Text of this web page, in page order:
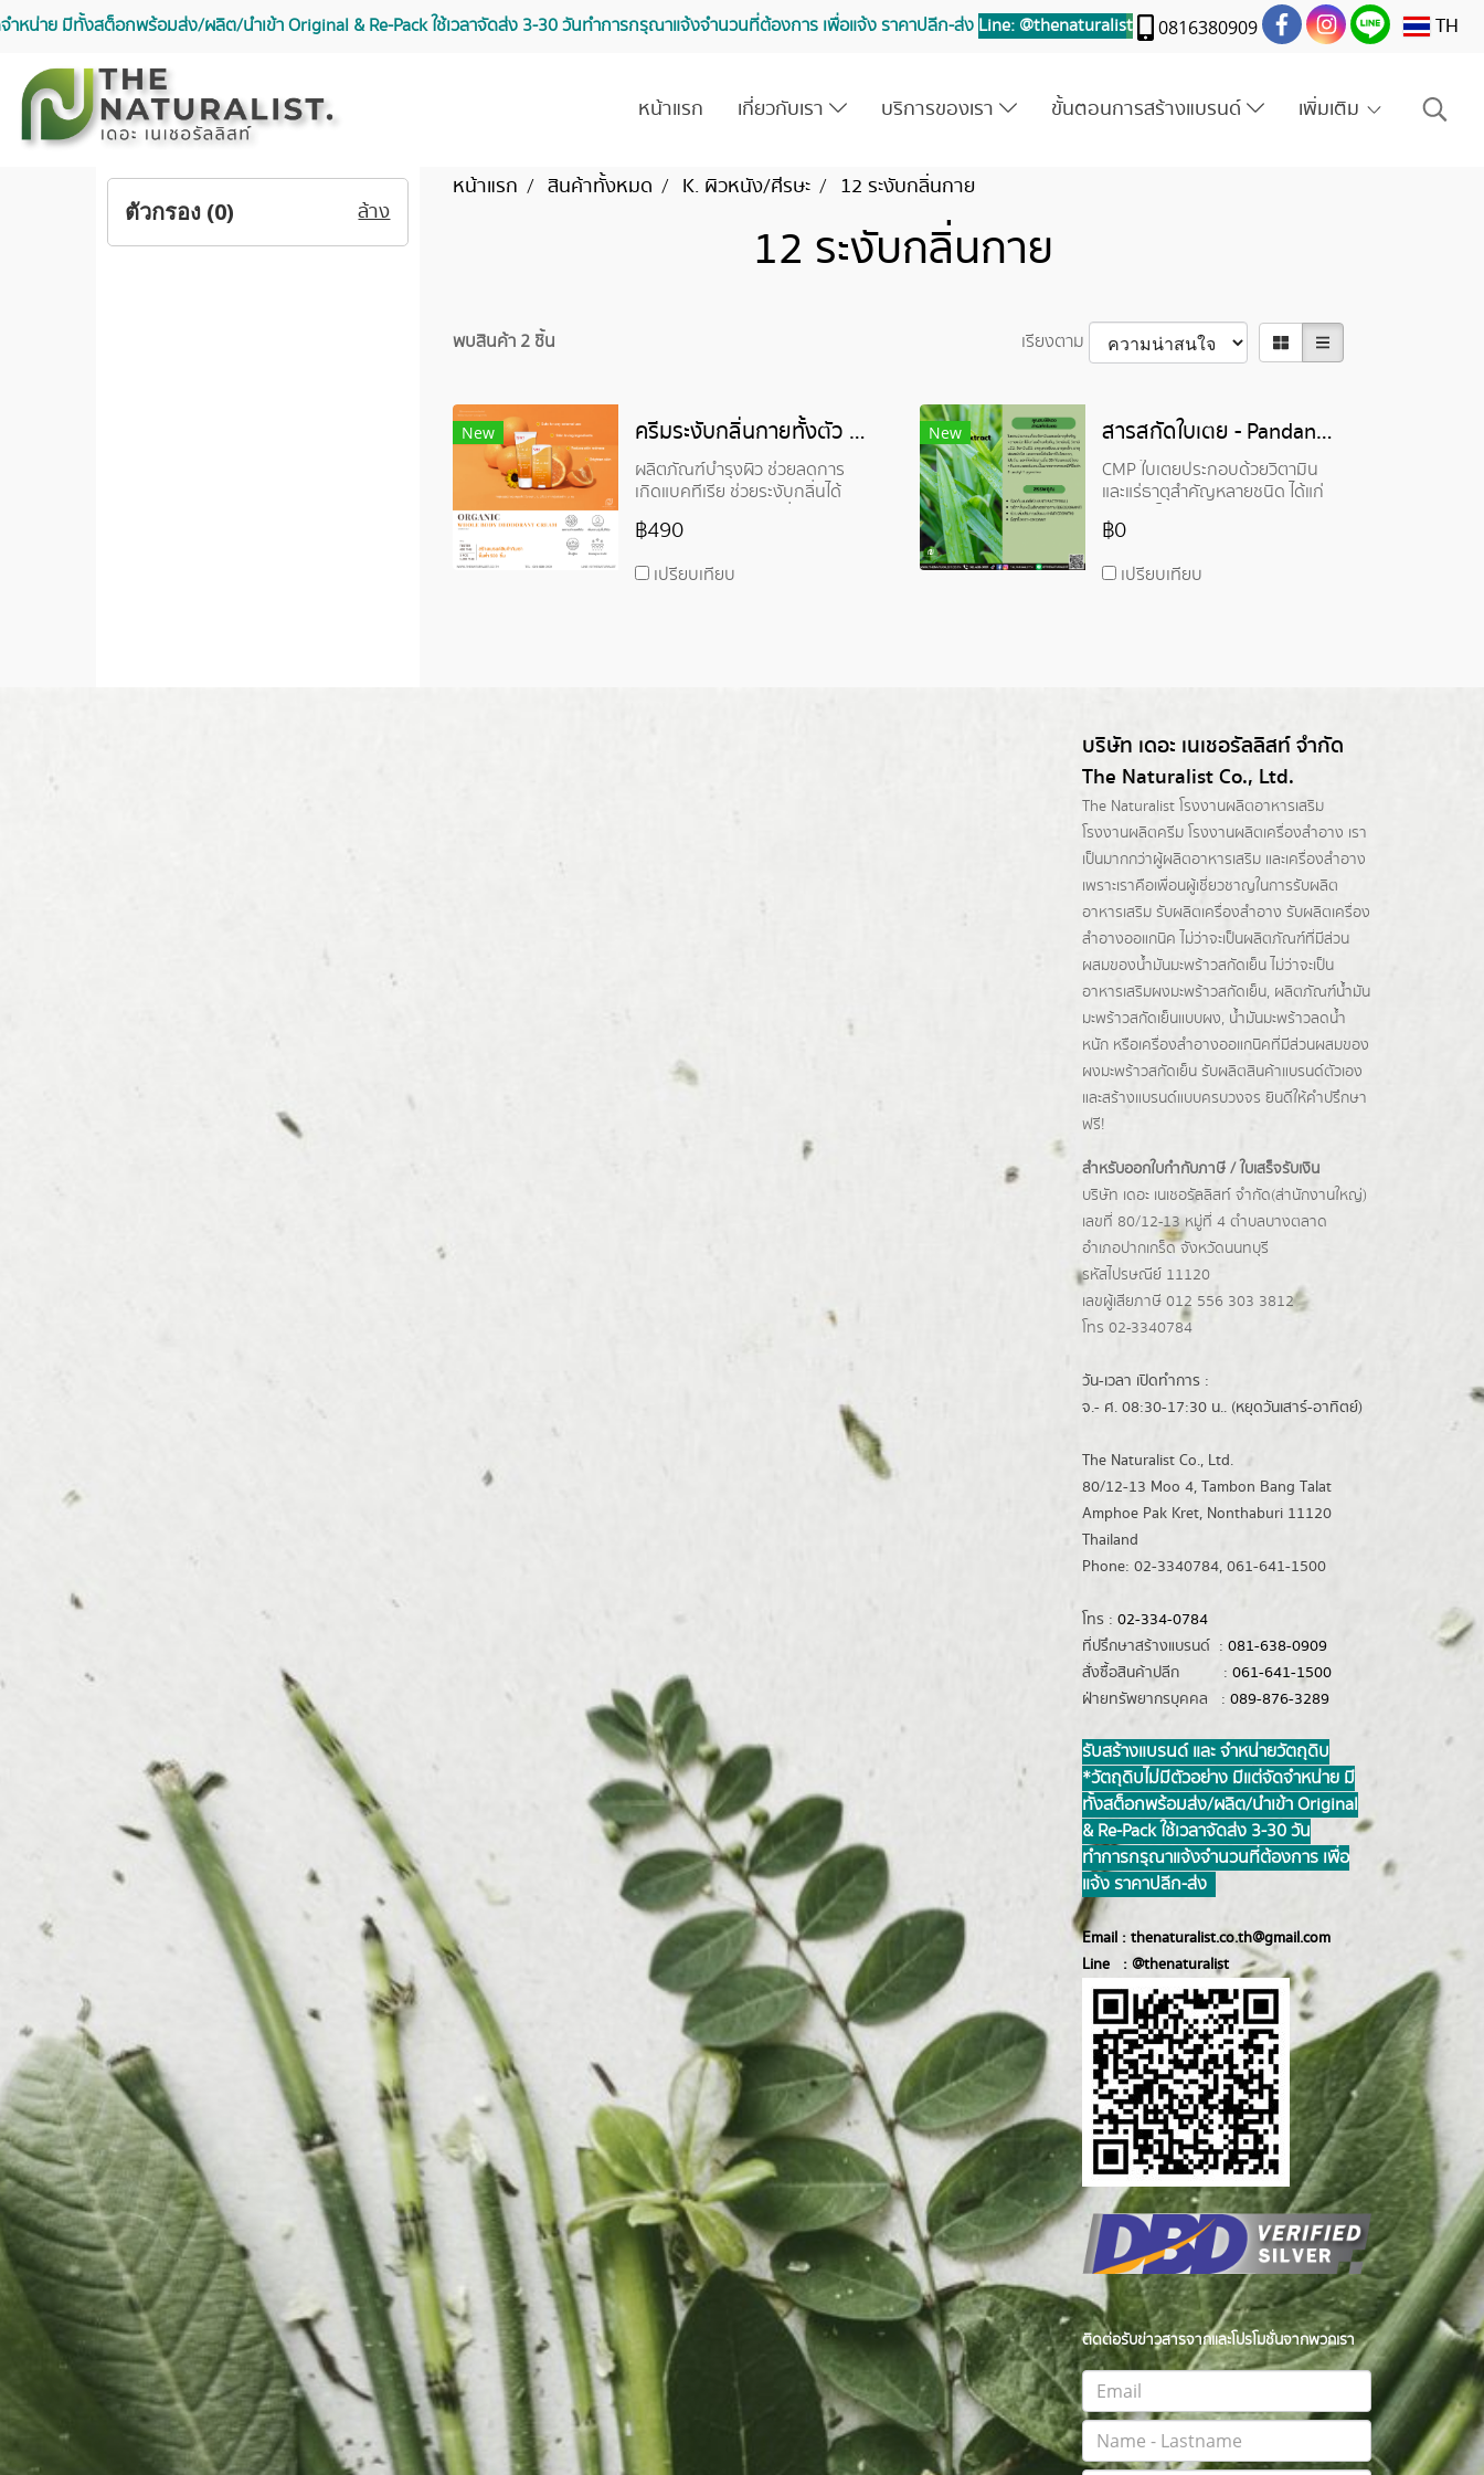
น่าย มีทั้งสต็อกพร้อมส่ง/ผลิต/นำเข้า Original & Re-Pack ใช้เวลาจัดส่ง 3-30 วันทำการ กรุณาแจ้งจำนวนที่ต้องการ เพื่อแจ้ง ราคาปลีก-ส่ง Line: @thenaturalist 0816380909 TH
หน้าแรก เกี่ยวกับเรา บริการของเรา ขั้นตอนการสร้างแบรนด์ เพิ่มเติม
หน้าแรก สินค้าทั้งหมด K. ผิวหนัง/ศีรษะ 12 ระงับกลิ่นกาย
12 ระงับกลิ่นกาย
พบสินค้า 2 ชิ้น เรียงตาม
New ครีมระงับกลิ่นกายทั้งตัว - Organic Whole Body Deodorant Cream
ผลิตภัณฑ์บำรุงผิว ช่วยลดการ
เกิดแบคทีเรีย ช่วยระงับกลิ่นได้
อย่างมีประสิทธิภาพ เพิ่มความชุ่ม
ชื้นให้ผิว ให้ผิวแลดูกระจ่างใส
฿490
เปรียบเทียบ
New สารสกัดใบเตย - Pandan Extract
CMP ใบเตยประกอบด้วยวิตามิน
และแร่ธาตุสำคัญหลายชนิด ได้แก่
เบต้าแคโรทีน, วิตามินซี, วิตามิ
นบี2, วิตามินบี3, ธาตุแคลเซียม,
฿0
เปรียบเทียบ
ตัวกรอง (0) ล้าง
บริษัท เดอะ เนเชอรัลลิสท์ จำกัด
The Naturalist Co., Ltd.
The Naturalist โรงงานผลิตอาหารเสริม
โรงงานผลิตครีมโรงงานผลิตเครื่องสำอาง เรา
เป็นมากกว่าผู้ผลิตอาหารเสริมและเครื่องสำอาง
เพราะเราคือเพื่อนผู้เชี่ยวชาญในการรับผลิต
อาหารเสริม รับผลิตเครื่องสำอาง รับผลิตเครื่อง
สำอางออแกนิค ไม่ว่าจะเป็นผลิตภัณฑ์ที่มีส่วน
ผสมของน้ำมันมะพร้าวสกัดเย็น ไม่ว่าจะเป็น
อาหารเสริมผงมะพร้าวสกัดเย็น, ผลิตภัณฑ์น้ำมัน
มะพร้าวสกัดเย็นแบบผง, น้ำมันมะพร้าวลดน้ำ
หนักหรือเครื่องสำอางออแกนิคที่มีส่วนผสมของ
ผงมะพร้าวสกัดเย็น รับผลิตสินค้าแบรนด์ตัวเอง
และสร้างแบรนด์แบบครบวงจร ยินดีให้คำปรึกษา
ฟรี!
สำหรับออกใบกำกับภาษี / ใบเสร็จรับเงิน
บริษัท เดอะ เนเชอรัลลิสท์ จำกัด(ส่านักงานใหญ่)
เลขที่ 80/12-13 หมู่ที่ 4 ตำบลบางตลาด
อำเภอปากเกร็ดจังหวัดนนทบุรี
รหัสไปรษณีย์ 11120
เลขผู้เสียภาษี 012 556 303 3812
โทร 02-3340784
วัน-เวลา เปิดทำการ :
จ.- ศ. 08:30-17:30 น.. (หยุดวันเสาร์-อาทิตย์)
The Naturalist Co., Ltd.
80/12-13 Moo 4, Tambon Bang Talat
Amphoe Pak Kret, Nonthaburi 11120
Thailand
Phone: 02-3340784, 061-641-1500
โทร : 02-334-0784
ที่ปรึกษาสร้างแบรนด์ : 081-638-0909
สั่งซื้อสินค้าปลีก : 061-641-1500
ฝ่ายทรัพยากรบุคคล : 089-876-3289
รับสร้างแบรนด์ และ จำหน่ายวัตถุดิบ
*วัตถุดิบไม่มีตัวอย่าง มีแต่จัดจำหน่าย มี
ทั้งสต็อกพร้อมส่ง/ผลิต/นำเข้า Original
& Re-Pack ใช้เวลาจัดส่ง 3-30 วัน
ทำการ กรุณาแจ้งจำนวนที่ต้องการ เพื่อ
แจ้ง ราคาปลีก-ส่ง
Email : thenaturalist.co.th@gmail.com
Line : @thenaturalist
ติดต่อรับข่าวสารจากและโปรโมชั่นจากพวกเรา